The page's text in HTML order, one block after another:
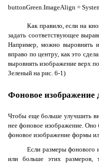
buttonGreen.ImageAlign =
Как правило, если на
задать соответствующее
Например, можно выровнять
вправо по центру, как это
выровнять изображение верх
Зеленый на рис. 6-1)
Фоновое изображение
Чтобы еще больше улучшить
нее фоновое изображение. Оно
фоновое изображение формы
Если размеры фонового
или больше этих размеров,